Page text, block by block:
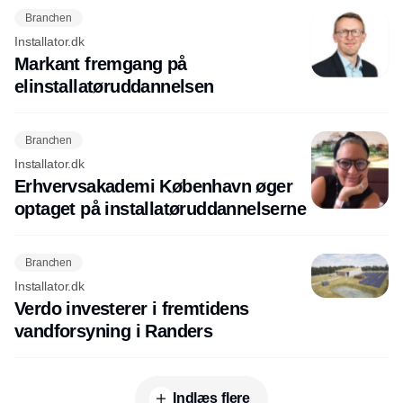
Branchen
Installator.dk
Markant fremgang på
elinstallatøruddannelsen
Branchen
Installator.dk
Erhvervsakademi København øger
optaget på installatøruddannelserne
Branchen
Installator.dk
Verdo investerer i fremtidens
vandforsyning i Randers
Indlæs flere